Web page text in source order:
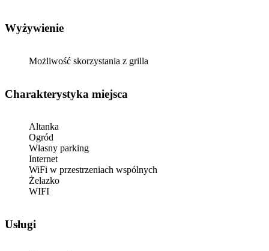
Wyżywienie
Możliwość skorzystania z grilla
Charakterystyka miejsca
Altanka
Ogród
Własny parking
Internet
WiFi w przestrzeniach wspólnych
Żelazko
WIFI
Usługi